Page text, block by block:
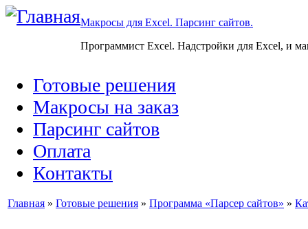
Макросы для Excel. Парсинг сайтов.
Программист Excel. Надстройки для Excel, и
Готовые решения
Макросы на заказ
Парсинг сайтов
Оплата
Контакты
Главная » Готовые решения » Программа «Парсер сайтов» »